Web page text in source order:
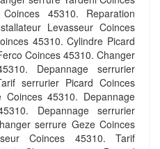
45310. Reparation
Levasseur Coinces
45310. Cylindre Picard
Coinces 45310. Changer
Depannage serrurier
serrurier Picard Coinces
45310. Depannage
Depannage serrurier
serrure Geze Coinces
Coinces 45310. Tarif